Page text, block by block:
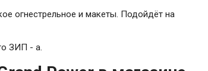
огнестрельное и макеты. Подойдёт на
ЗИП - а.